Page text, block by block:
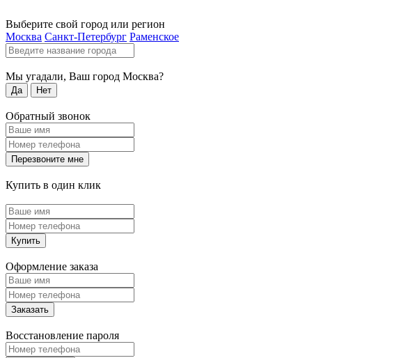
Выберите свой город или регион
Москва Санкт-Петербург Раменское
Мы угадали, Ваш город Москва?
Да Нет
Обратный звонок
Перезвоните мне
Купить в один клик
Купить
Оформление заказа
Заказать
Восстановление пароля